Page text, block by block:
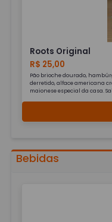
Roots Original
R$ 25,00
Pão brioche dourado,
derretido, alface americana
maionese especial da casa.
Bebidas